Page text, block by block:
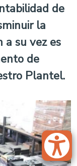
de
la
a su vez es
de
Plantel.